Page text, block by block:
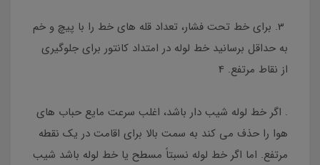
3. برای خط تحت فشار، تعداد قله های خط را با پیچ و خم
به حداقل برسانید خط لوله در امتداد کانتور برای جلوگیری
از نقاط مرتفع. 4
. اگر خط لوله شیب دار باشد، اغلب سرعت مایع حباب های
هوا را حذف می کند به سمت بالا برای اقامت در یک نقطه
مرتفع. اما اگر خط لوله نسبتاً مسطح یا خط لوله باشد شیب